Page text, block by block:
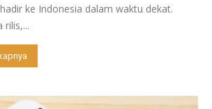
ke Indonesia dalam waktu dekat.
rilis,...